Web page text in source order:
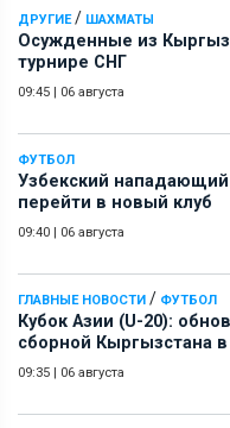
ДРУГИЕ/ ШАХМАТЫ
Осужденные из
турнире СНГ
09:45 06 августа
ФУТБОЛ
Узбекский
перейти в новый клуб
09:40 06 августа
ГЛАВНЫЕ НОВОСТИ / ФУТБОЛ
Кубок Азии (U-20):
сборной Кыргызстана
09:35 06 августа